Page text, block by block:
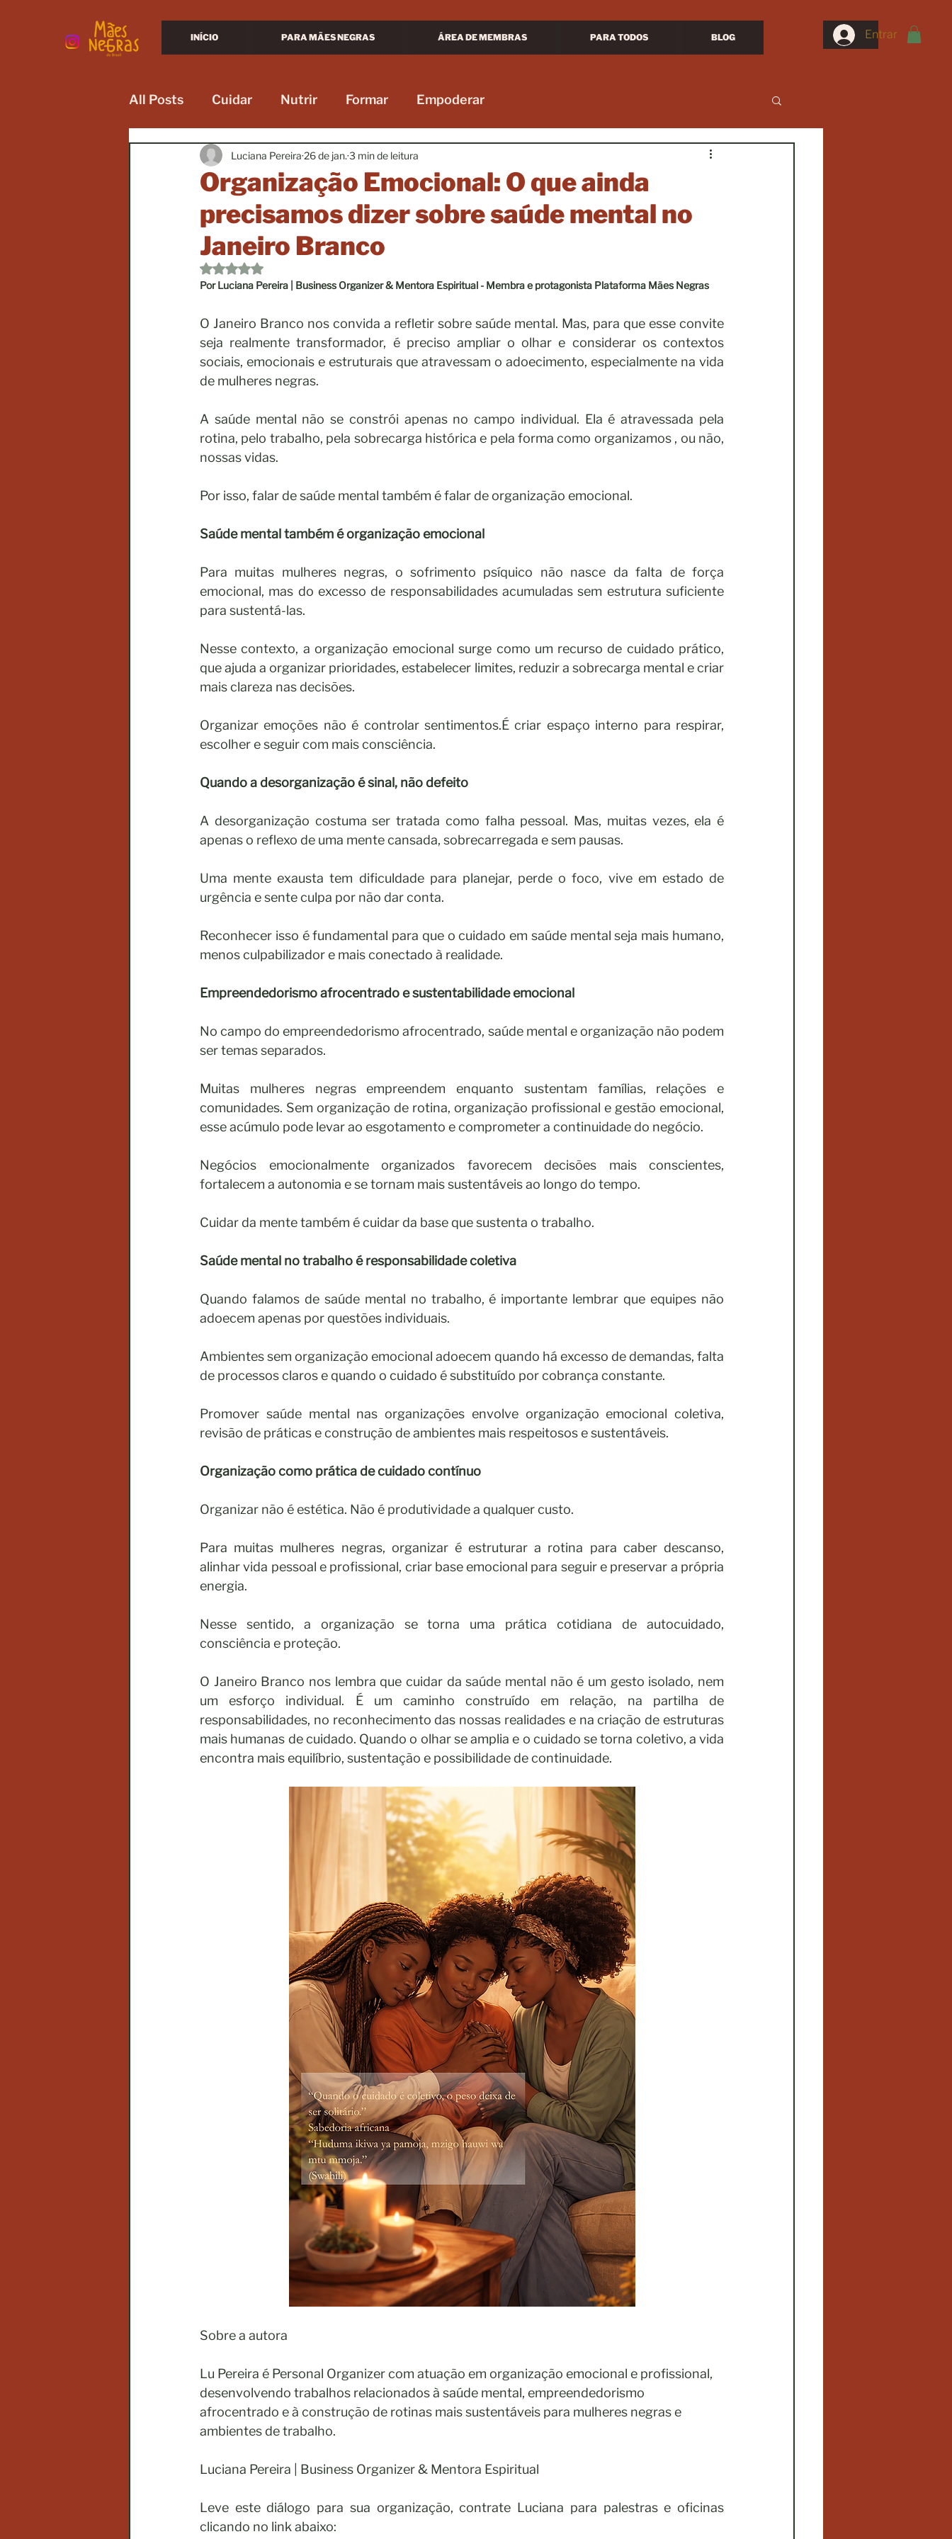
INÍCIO PARA MÃES NEGRAS ÁREA DE MEMBRAS PARA TODOS BLOG Entrar
All Posts Cuidar Nutrir Formar Empoderar
Organização Emocional: O que ainda
precisamos dizer sobre saúde mental no
Janeiro Branco
Luciana Pereira 26 de jan. 3 min de leitura
Avaliado com NaN de 5 estrelas.
Por Luciana Pereira | Business Organizer & Mentora Espiritual - Membra e protagonista Plataforma Mães Negras
O Janeiro Branco nos convida a refletir sobre saúde mental. Mas, para que esse convite
seja realmente transformador, é preciso ampliar o olhar e considerar os contextos
sociais, emocionais e estruturais que atravessam o adoecimento, especialmente na vida
de mulheres negras.
A saúde mental não se constrói apenas no campo individual. Ela é atravessada pela
rotina, pelo trabalho, pela sobrecarga histórica e pela forma como organizamos , ou não,
nossas vidas.
Por isso, falar de saúde mental também é falar de organização emocional.
Saúde mental também é organização emocional
Para muitas mulheres negras, o sofrimento psíquico não nasce da falta de força
emocional, mas do excesso de responsabilidades acumuladas sem estrutura suficiente
para sustentá-las.
Nesse contexto, a organização emocional surge como um recurso de cuidado prático,
que ajuda a organizar prioridades, estabelecer limites, reduzir a sobrecarga mental e criar
mais clareza nas decisões.
Organizar emoções não é controlar sentimentos.É criar espaço interno para respirar,
escolher e seguir com mais consciência.
Quando a desorganização é sinal, não defeito
A desorganização costuma ser tratada como falha pessoal. Mas, muitas vezes, ela é
apenas o reflexo de uma mente cansada, sobrecarregada e sem pausas.
Uma mente exausta tem dificuldade para planejar, perde o foco, vive em estado de
urgência e sente culpa por não dar conta.
Reconhecer isso é fundamental para que o cuidado em saúde mental seja mais humano,
menos culpabilizador e mais conectado à realidade.
Empreendedorismo afrocentrado e sustentabilidade emocional
No campo do empreendedorismo afrocentrado, saúde mental e organização não podem
ser temas separados.
Muitas mulheres negras empreendem enquanto sustentam famílias, relações e
comunidades. Sem organização de rotina, organização profissional e gestão emocional,
esse acúmulo pode levar ao esgotamento e comprometer a continuidade do negócio.
Negócios emocionalmente organizados favorecem decisões mais conscientes,
fortalecem a autonomia e se tornam mais sustentáveis ao longo do tempo.
Cuidar da mente também é cuidar da base que sustenta o trabalho.
Saúde mental no trabalho é responsabilidade coletiva
Quando falamos de saúde mental no trabalho, é importante lembrar que equipes não
adoecem apenas por questões individuais.
Ambientes sem organização emocional adoecem quando há excesso de demandas, falta
de processos claros e quando o cuidado é substituído por cobrança constante.
Promover saúde mental nas organizações envolve organização emocional coletiva,
revisão de práticas e construção de ambientes mais respeitosos e sustentáveis.
Organização como prática de cuidado contínuo
Organizar não é estética. Não é produtividade a qualquer custo.
Para muitas mulheres negras, organizar é estruturar a rotina para caber descanso,
alinhar vida pessoal e profissional, criar base emocional para seguir e preservar a própria
energia.
Nesse sentido, a organização se torna uma prática cotidiana de autocuidado,
consciência e proteção.
O Janeiro Branco nos lembra que cuidar da saúde mental não é um gesto isolado, nem
um esforço individual. É um caminho construído em relação, na partilha de
responsabilidades, no reconhecimento das nossas realidades e na criação de estruturas
mais humanas de cuidado. Quando o olhar se amplia e o cuidado se torna coletivo, a vida
encontra mais equilíbrio, sustentação e possibilidade de continuidade.
Sobre a autora
Lu Pereira é Personal Organizer com atuação em organização emocional e profissional,
desenvolvendo trabalhos relacionados à saúde mental, empreendedorismo
afrocentrado e à construção de rotinas mais sustentáveis para mulheres negras e
ambientes de trabalho.
Luciana Pereira | Business Organizer & Mentora Espiritual
Leve este diálogo para sua organização, contrate Luciana para palestras e oficinas
clicando no link abaixo: